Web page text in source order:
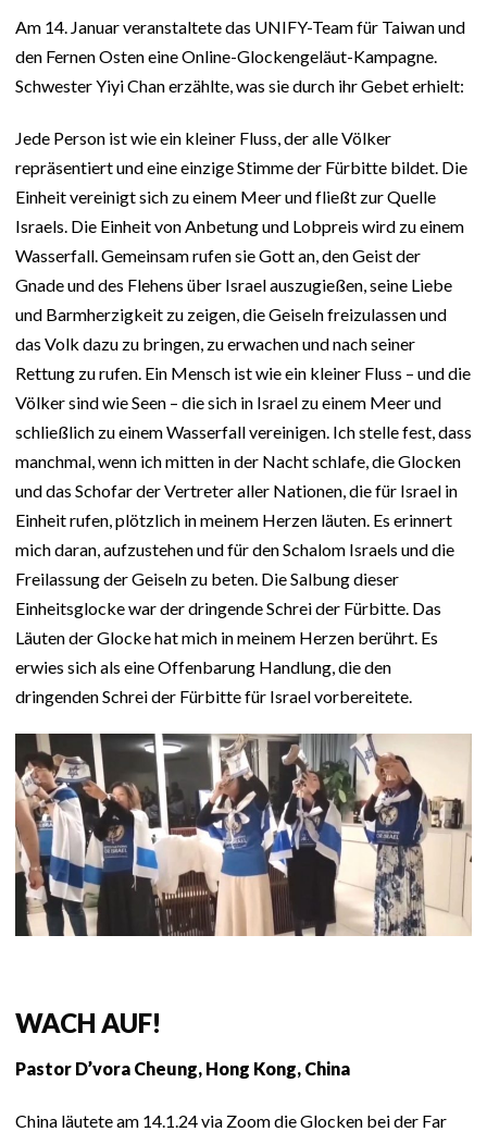
Am 14. Januar veranstaltete das UNIFY-Team für Taiwan und
den Fernen Osten eine Online-Glockengeläut-Kampagne.
Schwester Yiyi Chan erzählte, was sie durch ihr Gebet erhielt:
Jede Person ist wie ein kleiner Fluss, der alle Völker
repräsentiert und eine einzige Stimme der Fürbitte bildet. Die
Einheit vereinigt sich zu einem Meer und fließt zur Quelle
Israels. Die Einheit von Anbetung und Lobpreis wird zu einem
Wasserfall. Gemeinsam rufen sie Gott an, den Geist der
Gnade und des Flehens über Israel auszugießen, seine Liebe
und Barmherzigkeit zu zeigen, die Geiseln freizulassen und
das Volk dazu zu bringen, zu erwachen und nach seiner
Rettung zu rufen. Ein Mensch ist wie ein kleiner Fluss – und die
Völker sind wie Seen – die sich in Israel zu einem Meer und
schließlich zu einem Wasserfall vereinigen. Ich stelle fest, dass
manchmal, wenn ich mitten in der Nacht schlafe, die Glocken
und das Schofar der Vertreter aller Nationen, die für Israel in
Einheit rufen, plötzlich in meinem Herzen läuten. Es erinnert
mich daran, aufzustehen und für den Schalom Israels und die
Freilassung der Geiseln zu beten. Die Salbung dieser
Einheitsglocke war der dringende Schrei der Fürbitte. Das
Läuten der Glocke hat mich in meinem Herzen berührt. Es
erwies sich als eine Offenbarung Handlung, die den
dringenden Schrei der Fürbitte für Israel vorbereitete.
WACH AUF!
Pastor D’vora Cheung, Hong Kong, China
China läutete am 14.1.24 via Zoom die Glocken bei der Far